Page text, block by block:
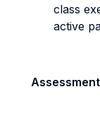
class
active